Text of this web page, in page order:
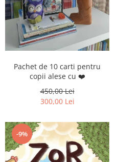
Pachet de 10 carti pentru
copii alese cu ❤️
450,00 Lei
300,00 Lei
-9%